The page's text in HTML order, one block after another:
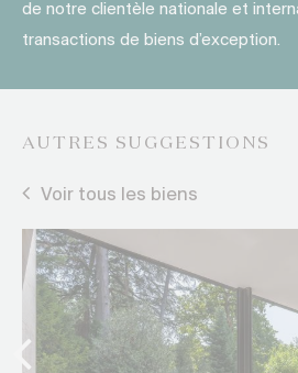
de notre clientèle nationale et
transactions de biens d’exception.
AUTRES SUGGESTIONS
Voir tous les biens